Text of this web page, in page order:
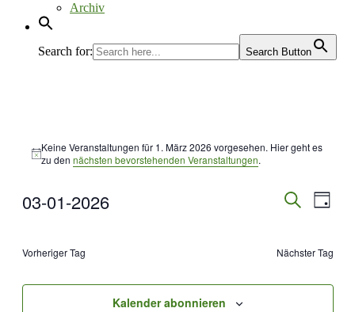
Archiv
Search for: Search Button
Hinweis
Keine Veranstaltungen für 1. März 2026 vorgesehen. Hier geht es
zu den nächsten bevorstehenden Veranstaltungen.
Tag
03-01-2026
Vorheriger Tag
Nächster Tag
Kalender abonnieren